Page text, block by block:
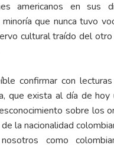
americanos en sus
que nunca tuvo
cultural traído del
confirmar con
que exista al día de hoy
sobre los
la nacionalidad
como